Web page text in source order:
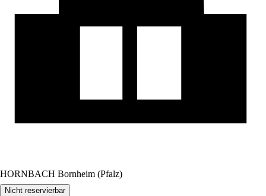
HORNBACH Bornheim (Pfalz)
Nicht reservierbar